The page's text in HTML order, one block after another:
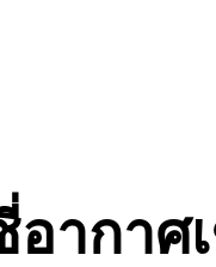
อากา